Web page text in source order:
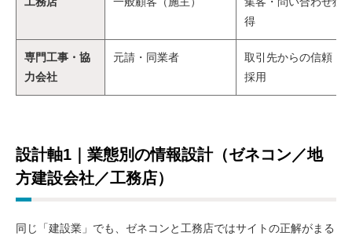
得
専門工事・協
力会社
元請・同業者
取引先からの信頼・
採用
設計軸1｜業態別の情報設計（ゼネコン／地
方建設会社／工務店）
同じ「建設業」でも、ゼネコンと工務店ではサイトの正解がまる